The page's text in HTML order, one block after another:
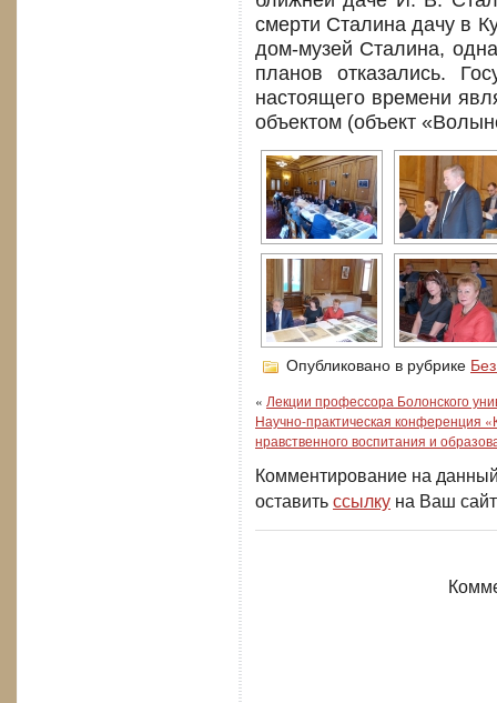
смерти Сталина дачу в
дом-музей Сталина,
планов отказались.
настоящего времени
объектом (объект
Опубликовано в рубрике
« Лекции профессора Болонского
Научно-практическая конференция
нравственного воспитания и
Комментирование на
оставитьссылку на Ваш